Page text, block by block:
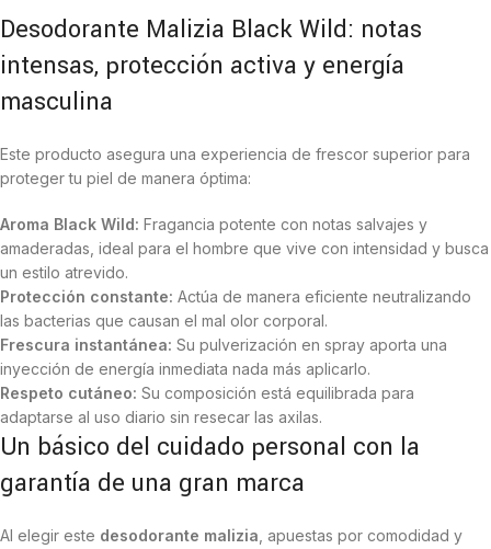
Desodorante Malizia Black Wild: notas
intensas, protección activa y energía
masculina
Este producto asegura una experiencia de frescor superior para
proteger tu piel de manera óptima:
Aroma Black Wild: Fragancia potente con notas salvajes y
amaderadas, ideal para el hombre que vive con intensidad y busca
un estilo atrevido.
Protección constante: Actúa de manera eficiente neutralizando
las bacterias que causan el mal olor corporal.
Frescura instantánea: Su pulverización en spray aporta una
inyección de energía inmediata nada más aplicarlo.
Respeto cutáneo: Su composición está equilibrada para
adaptarse al uso diario sin resecar las axilas.
Un básico del cuidado personal con la
garantía de una gran marca
Al elegir este desodorante malizia , apuestas por comodidad y